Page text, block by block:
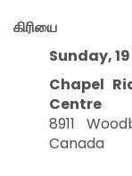
கிரியை
Sunday,
Chapel
Centre
8911
Canada